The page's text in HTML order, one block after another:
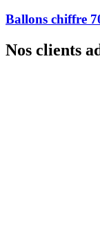
Ballons chiffre
Nos clients